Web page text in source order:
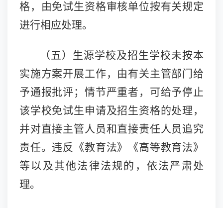
格，由免试生资格审核单位按有关规定
进行相应处理。
（五） 生源学校及招生学校未按本
实施方案开展工作，由有关主管部门给
予通报批评；情节严重者，可给予停止
该学校免试生申请及招生资格的处理，
并对直接主管人员和直接责任人员追究
责任。违反《教育法》《高等教育法》
等以及其他法律法规的，依法严肃处
理。